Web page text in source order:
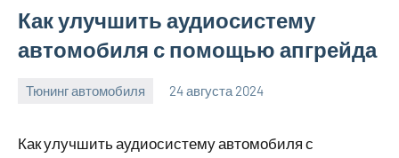
Как улучшить аудиосистему
автомобиля с помощью апгрейда
Тюнинг автомобиля 24 августа 2024
Как улучшить аудиосистему автомобиля с